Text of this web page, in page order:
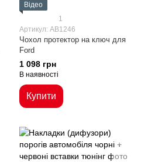
Відео
1
Артикул: AB1246
Чохол протектор на ключ для
Ford
1 098 грн
В наявності
Купити